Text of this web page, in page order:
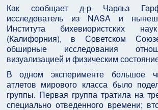
Как сообщает д-р Чарльз
исследователь из NASA и
Института бихевиористских
(Калифорния), в Советском
обширные исследования
визуализацией и физическим
В одном эксперименте большое
атлетов мирового класса было
группы. Первая группа тратила на
специально отведенного времени;